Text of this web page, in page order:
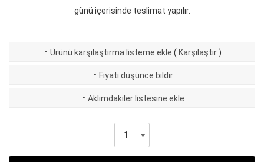
günü içerisinde teslimat yapılır.
· Ürünü karşılaştırma listeme ekle ( Karşılaştır )
· Fiyatı düşünce bildir
· Aklımdakiler listesine ekle